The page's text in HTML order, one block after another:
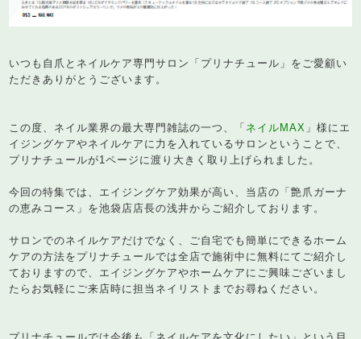
いつも自爪とネイルケア専門サロン「プリナチュール」をご愛顧い
ただきありがとうございます。
この度、ネイル業界の最大専門雑誌の一つ、「 ネイルMAX 」様にエ
イジングケアやネイルケアに力を入れているサロンということで、
プリナチュールが1ページに渡り大きく取り上げられました。
今回の特集では、エイジングケア効果が高い、当店の「艶爪ガーナ
の恵みコース」を池袋店店長の浅井からご紹介しております。
サロンでのネイルケアだけでなく、ご自宅でも簡単にできるホーム
ケアの方法をプリナチュールでは全店で施術中に無料にてご紹介し
ておりますので、エイジングケアやホームケアにご興味ございまし
たらお気軽にご来店時に担当ネイリストまでお尋ねください。